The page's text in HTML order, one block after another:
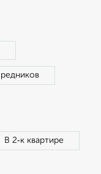
В 2‑к квартире